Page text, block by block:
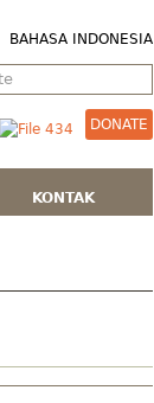
BAHASA INDONESIA
DONATE
KONTAK